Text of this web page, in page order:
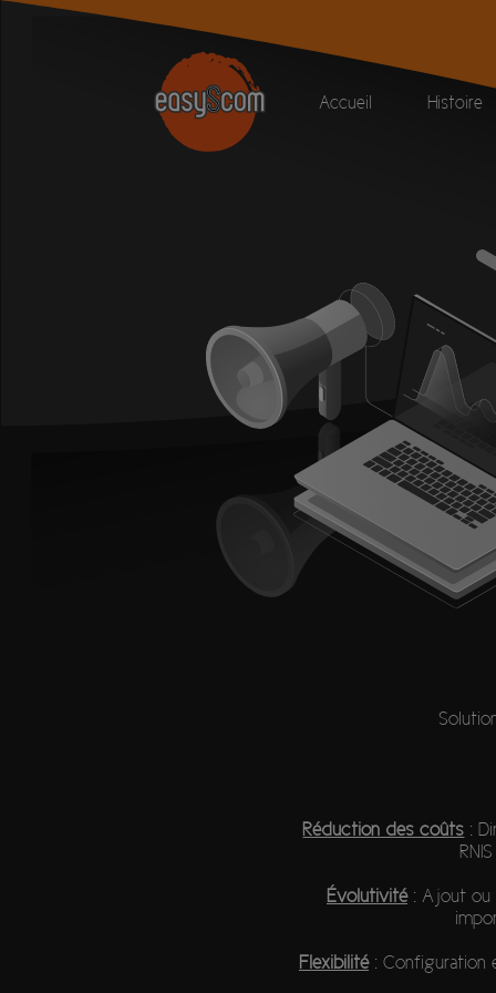
Accueil Histoire
Réduction des coûts :
Évolutivité: Ajout ou
Flexibilité: Configuration